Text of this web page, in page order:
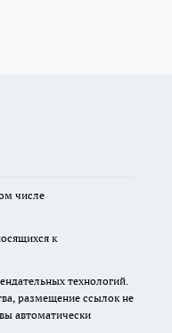
числе
к
технологий.
размещение ссылок не
автоматически